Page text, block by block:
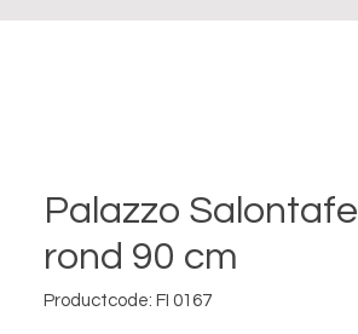
Palazzo Salontafel
rond 90 cm
Productcode: FI 0167